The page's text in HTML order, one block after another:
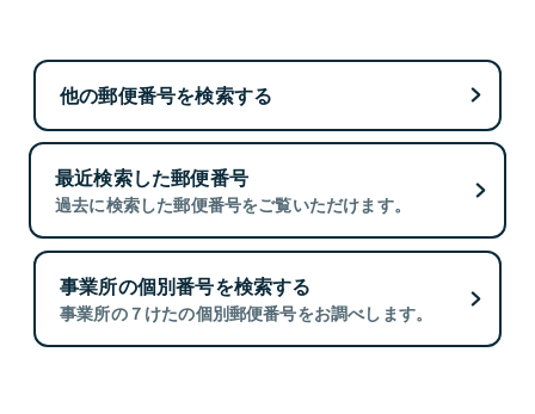
他の郵便番号を検索する
最近検索した郵便番号
過去に検索した郵便番号をご覧いただけます。
事業所の個別番号を検索する
事業所の７けたの個別郵便番号をお調べします。